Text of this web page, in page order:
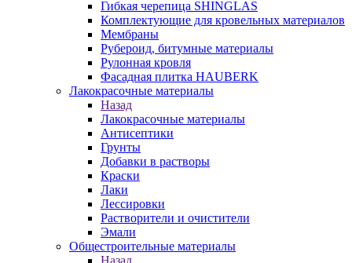
Гибкая черепица SHINGLAS
Комплектующие для кровельных материалов
Мембраны
Рубероид, битумные материалы
Рулонная кровля
Фасадная плитка HAUBERK
Лакокрасочные материалы
Назад
Лакокрасочные материалы
Антисептики
Грунты
Добавки в растворы
Краски
Лаки
Лессировки
Растворители и очистители
Эмали
Общестроительные материалы
Назад